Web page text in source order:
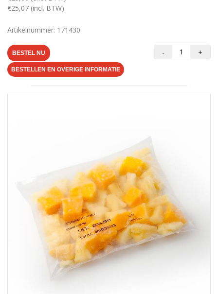
€25,07 (incl. BTW)
Artikelnummer: 171430
BESTEL NU - +
BESTELLEN EN OVERIGE INFORMATIE